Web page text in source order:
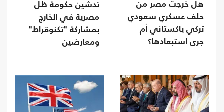
هل خرجت مصر من
حلف عسكري سعودي
تركي باكستاني أم
جرى استبعادها؟
تدشين حكومة ظل
مصرية في الخارج
بمشاركة "تكنوقراط"
ومعارضين